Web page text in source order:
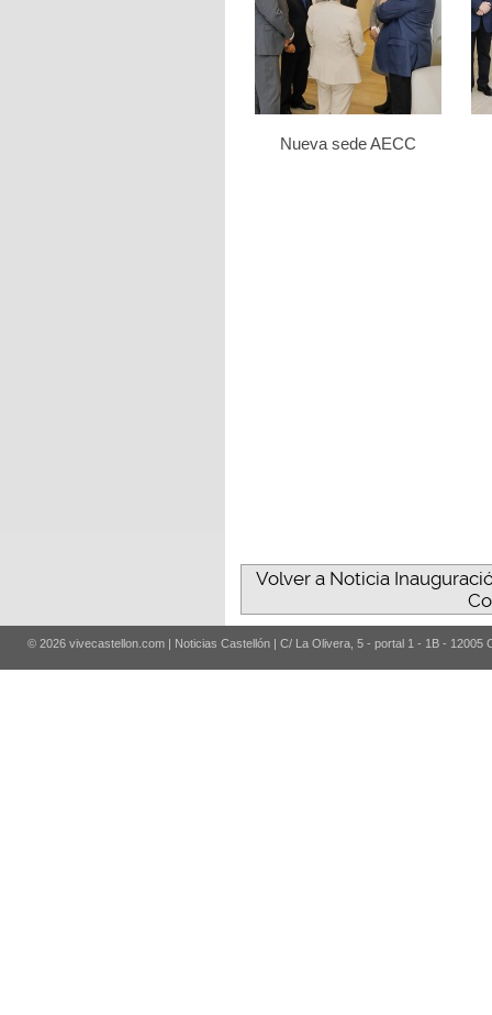
Nueva sede AECC
Volver a Noticia
© 2026 vivecastellon.com | Noticias Castellón | C/ La Olivera, 5 - portal 1 - 1B - 12005